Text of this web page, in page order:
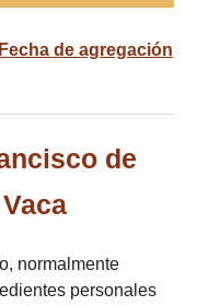
Fecha de agregación
de
normalmente
personales